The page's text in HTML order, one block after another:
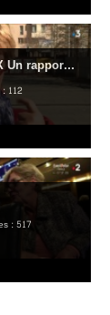
Un rappor...
112
: 517